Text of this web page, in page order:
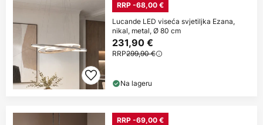
RRP -68,00 €
Lucande LED viseća svjetiljka Ezana,
nikal, metal, Ø 80 cm
231,90 €
RRP299,90 €
Na lageru
RRP -69,00 €